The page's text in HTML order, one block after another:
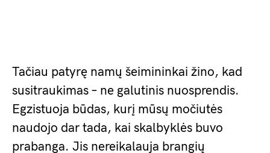
Tačiau patyrę namų šeimininkai žino, kad
susitraukimas – ne galutinis nuosprendis.
Egzistuoja būdas, kurį mūsų močiutės
naudojo dar tada, kai skalbyklės buvo
prabanga. Jis nereikalauja brangių